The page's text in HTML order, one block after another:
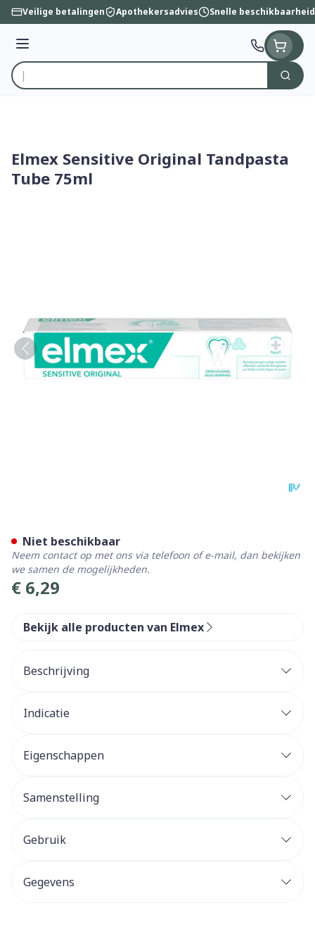
Ga naar de inhoud
Veilige betalingen Apothekersadvies Snelle beschikbaarheid
Menu
Product, merk, categorie...
Zoek
Elmex Sensitive Original Tandpasta
Tube 75ml
€ 6,29
Niet beschikbaar
Neem contact op met ons via telefoon of e-mail, dan bekijken
we samen de mogelijkheden.
Bekijk alle producten van Elmex
Beschrijving
Indicatie
Eigenschappen
Samenstelling
Gebruik
Gegevens